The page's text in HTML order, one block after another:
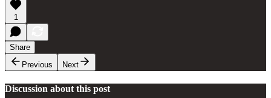
1
Share
Previous
Next
Discussion about this post